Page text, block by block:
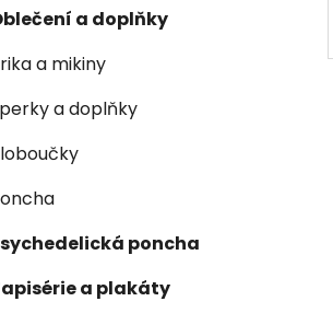
a doplňky
a mikiny
a doplňky
poncha
a plakáty